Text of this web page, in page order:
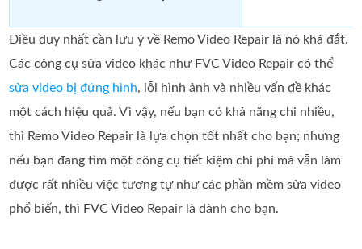
Điều duy nhất cần lưu ý về Remo Video Repair là nó khá đắt.
Các công cụ sửa video khác như FVC Video Repair có thể
sửa video bị đứng hình, lỗi hình ảnh và nhiều vấn đề khác
một cách hiệu quả. Vì vậy, nếu bạn có khả năng chi nhiều,
thì Remo Video Repair là lựa chọn tốt nhất cho bạn; nhưng
nếu bạn đang tìm một công cụ tiết kiệm chi phí mà vẫn làm
được rất nhiều việc tương tự như các phần mềm sửa video
phổ biến, thì FVC Video Repair là dành cho bạn.